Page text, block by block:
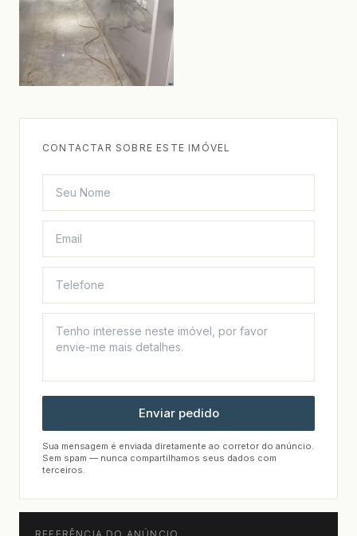
CONTACTAR SOBRE ESTE IMÓVEL
Enviar pedido
Sua mensagem é enviada diretamente ao corretor do anúncio.
Sem spam — nunca compartilhamos seus dados com
terceiros.